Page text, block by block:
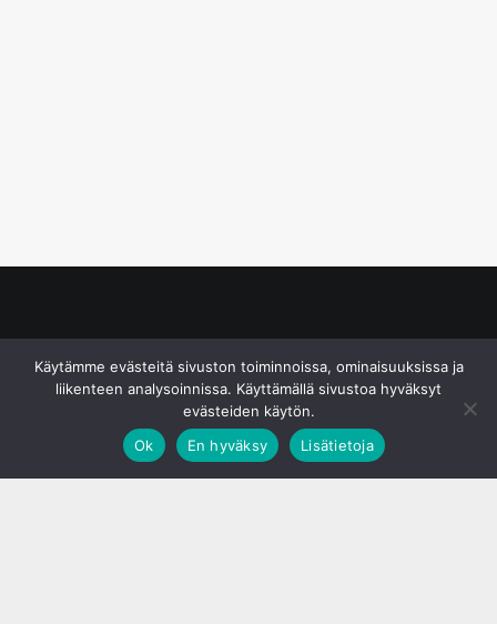
Käytämme evästeitä sivuston toiminnoissa, ominaisuuksissa ja
liikenteen analysoinnissa. Käyttämällä sivustoa hyväksyt
evästeiden käytön.
Ok
En hyväksy Lisätietoja